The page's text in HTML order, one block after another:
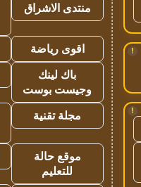
!
!
منتدى الاشراق
اقوى رياضة
باك لينك
وجيست بوست
مجلة تقنية
موقع حالة
للتعليم